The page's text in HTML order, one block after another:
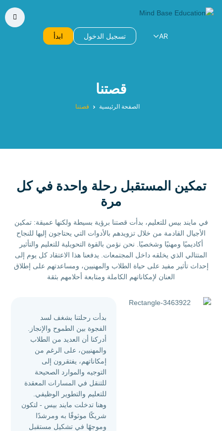
AR تسجيل الدخول ابدأ
قصتنا
الصفحة الرئيسية قصتنا
تمكين المستقبل رحلة واحدة في كل
مرة
في مايند بيس للتعليم، بدأت قصتنا برؤية بسيطة ولكنها عميقة: تمكين
الأجيال القادمة من خلال تزويدهم بالأدوات التي يحتاجون إليها للنجاح
أكاديميًا ومهنيًا وشخصيًا. نحن نؤمن بالقوة التحويلية للتعليم والتأثير
المتتالي الذي يخلقه داخل المجتمعات. يدفعنا هذا الاعتقاد كل يوم إلى
إحداث تأثير مفيد على حياة الطلاب والمهنيين، ومساعدتهم على إطلاق
العنان لإمكاناتهم الكاملة ومتابعة أحلامهم بثقة
بدأت رحلتنا بشغف لسد
الفجوة بين الطموح والإنجاز.
أدركنا أن العديد من الطلاب
والمهنيين، على الرغم من
إمكاناتهم، يفتقرون إلى
التوجيه والموارد الصحيحة
للتنقل في المسارات المعقدة
للتعليم والتطوير الوظيفي.
وهنا تدخلت مايند بيس - لتكون
شريكًا موثوقًا به ومرشدًا
وموجهًا في تشكيل مستقبل